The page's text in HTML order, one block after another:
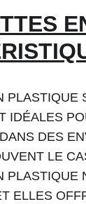
PLASTIQUE
IDÉALES
DES
LE
PLASTIQUE
ELLES